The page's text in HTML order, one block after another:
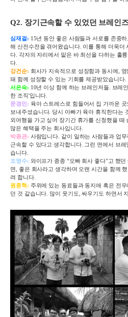
Q2. 장기근속할 수 있었던 브레인
심재걸: 15년 동안 좋은 사람들과 서로를 존중
해 산전수전을 겪어왔습니다. 이를 통해 더욱더
다 각자의 자리에서 맡은 바 최선을 다하는 훌
다
강건순: 회사가 지속적으로 성장함과 동시에
돼 함께 성장할 수 있는 기회를 제공받았습니다.
서은숙: 10년 이상 함께 하는 브레인저들. 브레
한 조직'입니다.
문경민: 육아 스트레스로 힘들어서 집 가까운
보내주셨습니다. 당시 아빠가 육아 휴직한다는
외여행을 가고 싶어 장기간 휴가를 신청했을 때
많은 혜택을 주는 회사입니다.
박종관: 사람입니다 같이 일하는 사람들과 업
근속할 수 있다고 생각합니다. 그런 면에서 브레
습니다.
조영수: 와이프가 종종 “오빠 회사 좋다”고 했
면 좋은 회사라고 생각하며 오랜 시간을 함께
려 합니다.
원종혁: 주위에 있는 동료들과 동지애 혹은 전
던 것 같습니다 많이 웃기도 ,싸우기도 하면서